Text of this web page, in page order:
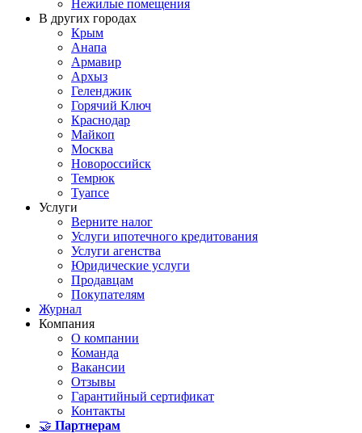
Нежилые помещения
В других городах
Крым
Анапа
Армавир
Архыз
Геленджик
Горячий Ключ
Краснодар
Майкоп
Москва
Новороссийск
Темрюк
Туапсе
Услуги
Верните налог
Услуги ипотечного кредитования
Услуги агенства
Юридические услуги
Продавцам
Покупателям
Журнал
Компания
О компании
Команда
Вакансии
Отзывы
Гарантийный сертификат
Контакты
🤝 Партнерам